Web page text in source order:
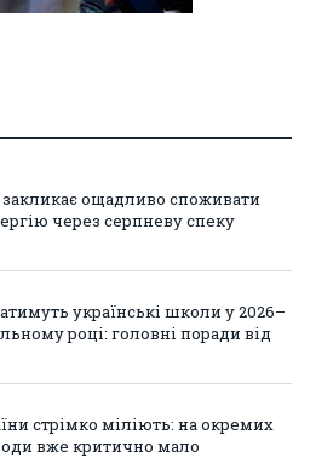
ощадливо споживати
через серпневу спеку
українські школи у 2026–
році: головні поради від
стрімко міліють: на окремих
вже критично мало